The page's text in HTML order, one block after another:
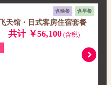
含早餐
含晚餐
天馆・日式客房住宿套餐
共计 ￥56,100(含税)